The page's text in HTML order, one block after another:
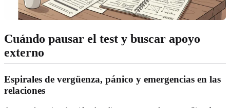
Cuándo pausar el test y buscar apoyo
externo
Espirales de vergüenza, pánico y emergencias en las
relaciones